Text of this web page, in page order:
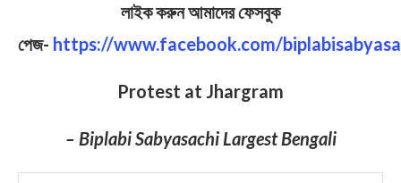
লাইক করুন আমাদের ফেসবুক
পেজ- https://www.facebook.com/
Protest at Jhargram
– Biplabi Sabyasachi Largest Bengali